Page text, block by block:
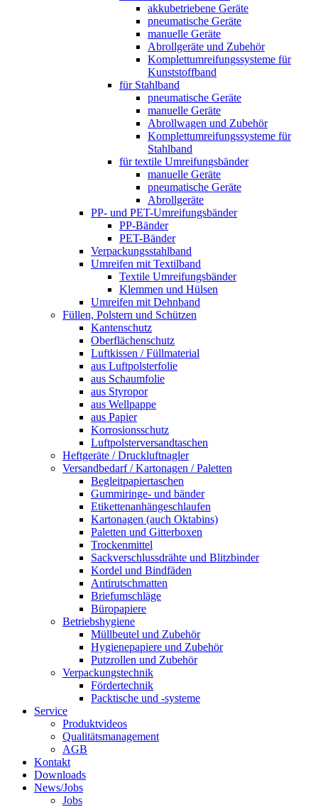
akkubetriebene Geräte
pneumatische Geräte
manuelle Geräte
Abrollgeräte und Zubehör
Komplettumreifungssysteme für
Kunststoffband
für Stahlband
pneumatische Geräte
manuelle Geräte
Abrollwagen und Zubehör
Komplettumreifungssysteme für
Stahlband
für textile Umreifungsbänder
manuelle Geräte
pneumatische Geräte
Abrollgeräte
PP- und PET-Umreifungsbänder
PP-Bänder
PET-Bänder
Verpackungsstahlband
Umreifen mit Textilband
Textile Umreifungsbänder
Klemmen und Hülsen
Umreifen mit Dehnband
Füllen, Polstern und Schützen
Kantenschutz
Oberflächenschutz
Luftkissen / Füllmaterial
aus Luftpolsterfolie
aus Schaumfolie
aus Styropor
aus Wellpappe
aus Papier
Korrosionsschutz
Luftpolsterversandtaschen
Heftgeräte / Druckluftnagler
Versandbedarf / Kartonagen / Paletten
Begleitpapiertaschen
Gummiringe- und bänder
Etikettenanhängeschlaufen
Kartonagen (auch Oktabins)
Paletten und Gitterboxen
Trockenmittel
Sackverschlussdrähte und Blitzbinder
Kordel und Bindfäden
Antirutschmatten
Briefumschläge
Büropapiere
Betriebshygiene
Müllbeutel und Zubehör
Hygienepapiere und Zubehör
Putzrollen und Zubehör
Verpackungstechnik
Fördertechnik
Packtische und -systeme
Service
Produktvideos
Qualitätsmanagement
AGB
Kontakt
Downloads
News/Jobs
Jobs